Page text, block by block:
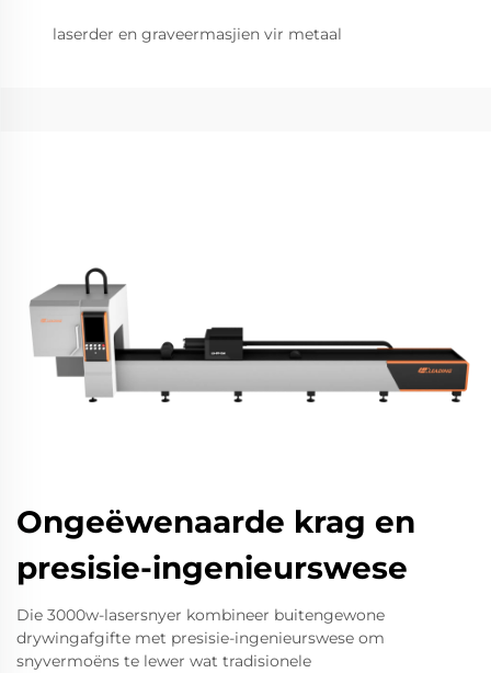
laserder en graveermasjien vir metaal
Ongeëwenaarde krag en
presisie-ingenieurswese
Die 3000w-lasersnyer kombineer buitengewone
drywingafgifte met presisie-ingenieurswese om
snyvermoëns te lewer wat tradisionele